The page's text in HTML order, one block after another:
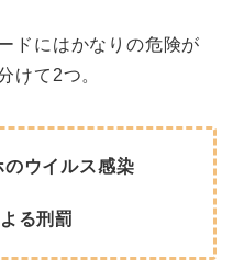
ドにはかなりの危険が
けて2つ。
ウイルス感染
る刑罰